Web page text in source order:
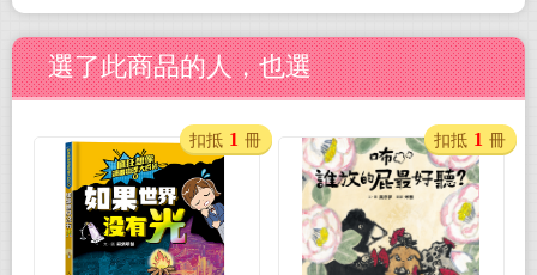
選了此商品的人，也選
扣抵 1 冊 扣抵 1 冊